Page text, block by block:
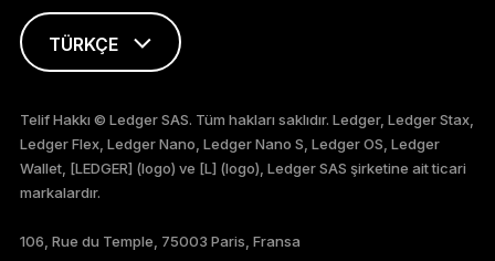
TÜRKÇE
FRANÇAIS
DEUTSCH
PORTUGUÊS
Telif Hakkı © Ledger SAS. Tüm hakları saklıdır. Ledger, Ledger Stax,
Ledger Flex, Ledger Nano, Ledger Nano S, Ledger OS, Ledger
Wallet, [LEDGER] (logo) ve [L] (logo), Ledger SAS şirketine ait ticari
markalardır.
106, Rue du Temple, 75003 Paris, Fransa